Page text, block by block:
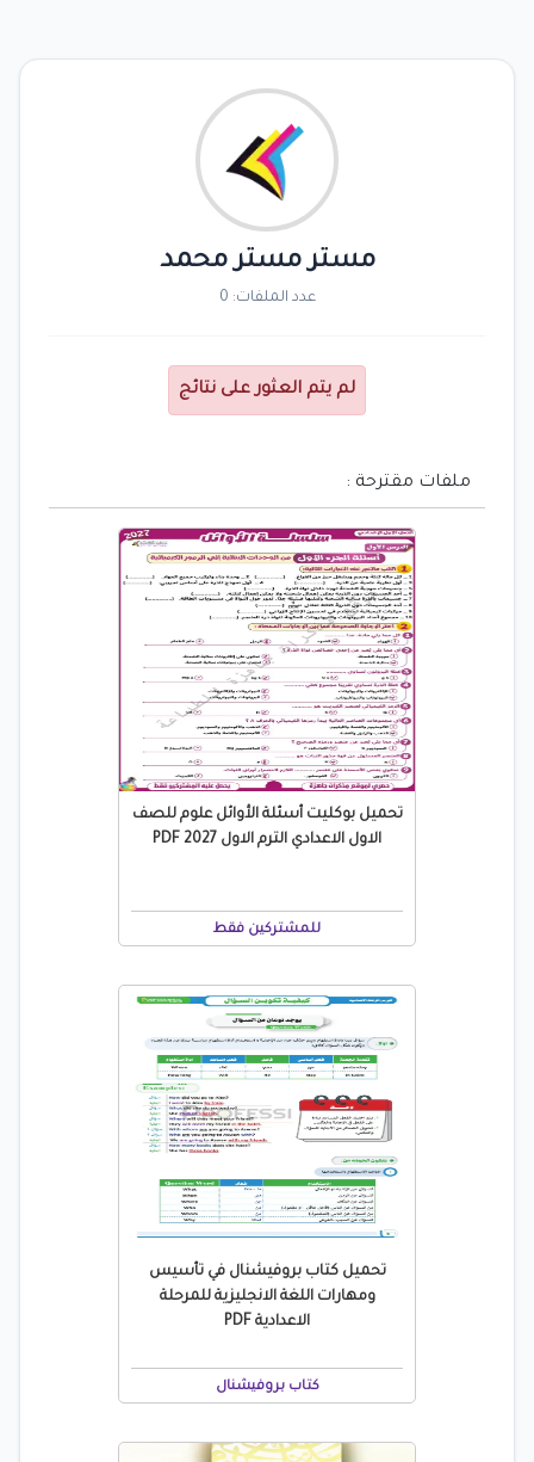
مستر مستر محمد
عدد الملفات: 0
لم يتم العثور على نتائج
ملفات مقترحة :
تحميل بوكليت أسئلة الأوائل علوم للصف
الاول الاعدادي الترم الاول 2027 PDF
للمشتركين فقط
تحميل كتاب بروفيشنال في تأسيس
ومهارات اللغة الانجليزية للمرحلة
الاعدادية PDF
كتاب بروفيشنال